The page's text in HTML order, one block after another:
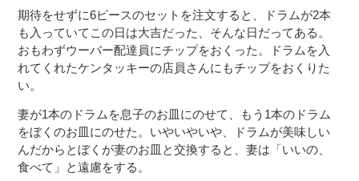
期待をせずに6ピースのセットを注文すると、ドラムが2本
も入っていてこの日は大吉だった、そんな日だってある。
おもわずウーバー配達員にチップをおくった。ドラムを入
れてくれたケンタッキーの店員さんにもチップをおくりた
い。
妻が1本のドラムを息子のお皿にのせて、もう1本のドラム
をぼくのお皿にのせた。いやいやいや、ドラムが美味しい
んだからとぼくが妻のお皿と交換すると、妻は「いいの、
食べて」と遠慮をする。